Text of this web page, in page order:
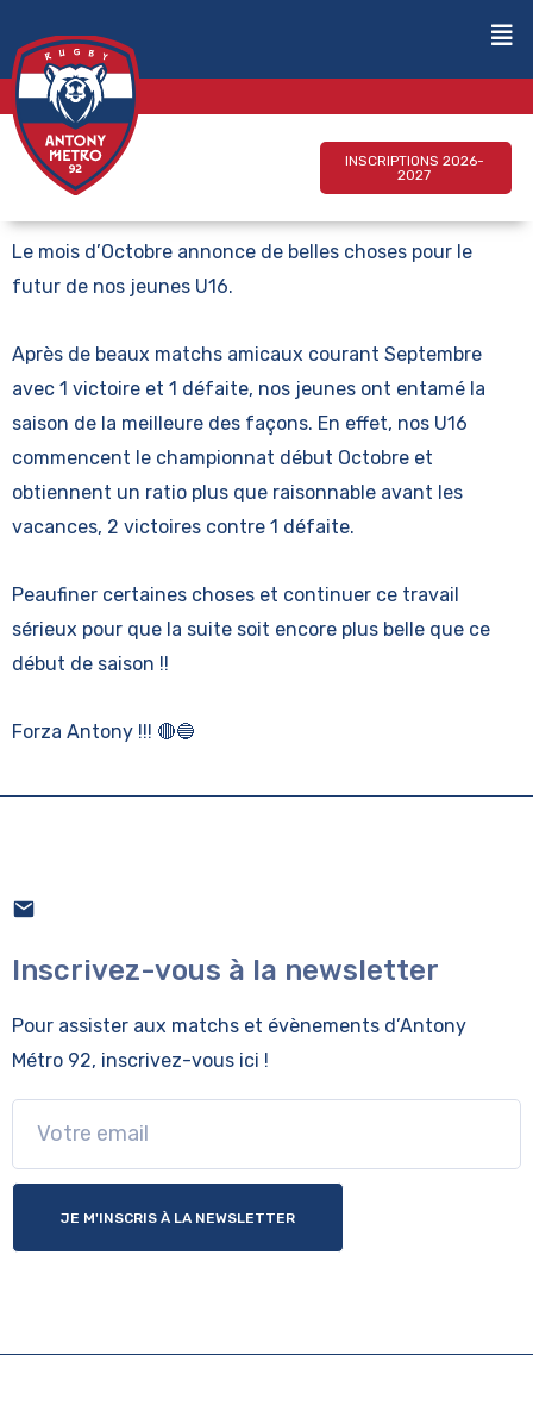
INSCRIPTIONS 2026-
2027
Le mois d’Octobre annonce de belles choses pour le
futur de nos jeunes U16.
Après de beaux matchs amicaux courant Septembre
avec 1 victoire et 1 défaite, nos jeunes ont entamé la
saison de la meilleure des façons. En effet, nos U16
commencent le championnat début Octobre et
obtiennent un ratio plus que raisonnable avant les
vacances, 2 victoires contre 1 défaite.
Peaufiner certaines choses et continuer ce travail
sérieux pour que la suite soit encore plus belle que ce
début de saison !!
Forza Antony !!! 🔴🔵
Inscrivez-vous à la newsletter
Pour assister aux matchs et évènements d’Antony
Métro 92, inscrivez-vous ici !
JE M'INSCRIS À LA NEWSLETTER